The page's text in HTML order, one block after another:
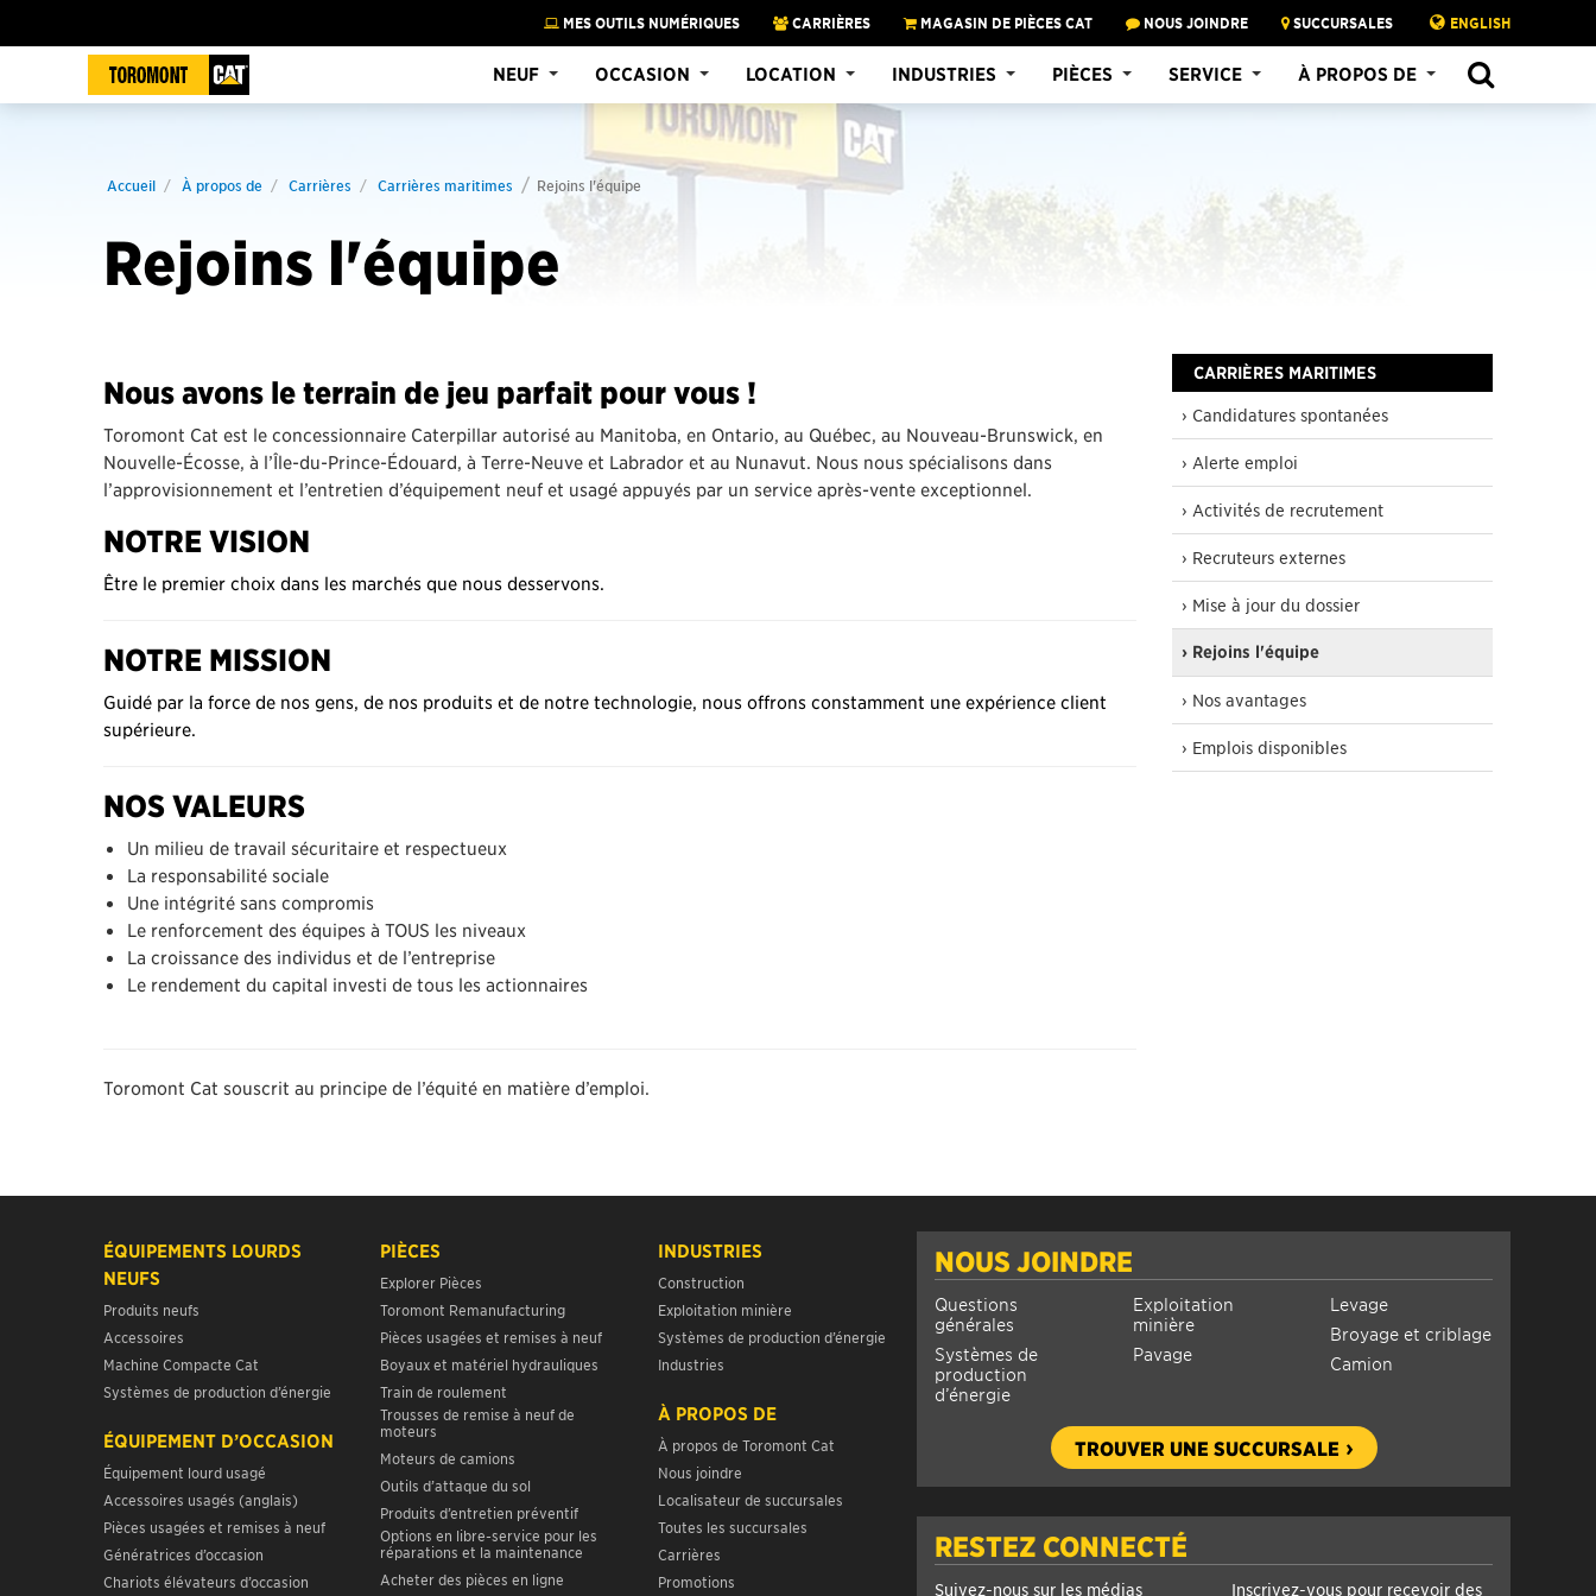
MES OUTILS NUMÉRIQUES CARRIÈRES MAGASIN DE PIÈCES CAT NOUS JOINDRE SUCCURSALES ENGLISH
NEUF OCCASION LOCATION INDUSTRIES PIÈCES SERVICE À PROPOS DE
Accueil À propos de Carrières Carrières maritimes Rejoins l'équipe
Rejoins l'équipe
Nous avons le terrain de jeu parfait pour vous !
Toromont Cat est le concessionnaire Caterpillar autorisé au Manitoba, en Ontario, au Québec, au Nouveau-Brunswick, en
Nouvelle-Écosse, à l’Île-du-Prince-Édouard, à Terre-Neuve et Labrador et au Nunavut. Nous nous spécialisons dans
l’approvisionnement et l’entretien d’équipement neuf et usagé appuyés par un service après-vente exceptionnel.
NOTRE VISION
Être le premier choix dans les marchés que nous desservons.
NOTRE MISSION
Guidé par la force de nos gens, de nos produits et de notre technologie, nous offrons constamment une expérience client
supérieure.
NOS VALEURS
Un milieu de travail sécuritaire et respectueux
La responsabilité sociale
Une intégrité sans compromis
Le renforcement des équipes à TOUS les niveaux
La croissance des individus et de l’entreprise
Le rendement du capital investi de tous les actionnaires
Toromont Cat souscrit au principe de l’équité en matière d’emploi.
CARRIÈRES MARITIMES
› Candidatures spontanées
› Alerte emploi
› Activités de recrutement
› Recruteurs externes
› Mise à jour du dossier
› Rejoins l'équipe
› Nos avantages
› Emplois disponibles
NOUS JOINDRE
Questions
générales
Systèmes de
production
d’énergie
Exploitation
minière
Pavage
Levage
Broyage et criblage
Camion
TROUVER UNE SUCCURSALE
RESTEZ CONNECTÉ
Suivez-nous sur les médias Inscrivez-vous pour recevoir des
ÉQUIPEMENTS LOURDS
NEUFS
Produits neufs
Accessoires
Machine Compacte Cat
Systèmes de production d’énergie
ÉQUIPEMENT D’OCCASION
Équipement lourd usagé
Accessoires usagés (anglais)
Pièces usagées et remises à neuf
Génératrices d’occasion
Chariots élévateurs d’occasion
PIÈCES
Explorer Pièces
Toromont Remanufacturing
Pièces usagées et remises à neuf
Boyaux et matériel hydrauliques
Train de roulement
Trousses de remise à neuf de
moteurs
Moteurs de camions
Outils d’attaque du sol
Produits d’entretien préventif
Options en libre-service pour les
réparations et la maintenance
Acheter des pièces en ligne
INDUSTRIES
Construction
Exploitation minière
Systèmes de production d’énergie
Industries
À PROPOS DE
À propos de Toromont Cat
Nous joindre
Localisateur de succursales
Toutes les succursales
Carrières
Promotions